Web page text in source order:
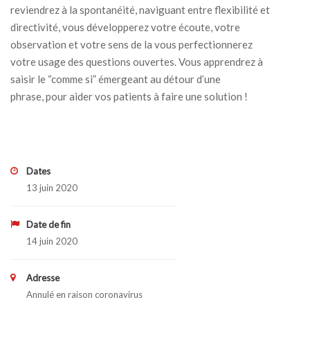
reviendrez à la spontanéité, naviguant entre flexibilité et
directivité, vous développerez votre écoute, votre
observation et votre sens de la vous perfectionnerez
votre usage des questions ouvertes. Vous apprendrez à
saisir le “comme si” émergeant au détour d’une
phrase, pour aider vos patients à faire une solution !
Dates
13 juin 2020
Date de fin
14 juin 2020
Adresse
Annulé en raison coronavirus